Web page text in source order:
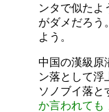
ンタで似たよ
がダメだろう
よう。
中国の漢級原
ン落として浮
ソノブイ落と
か言われても